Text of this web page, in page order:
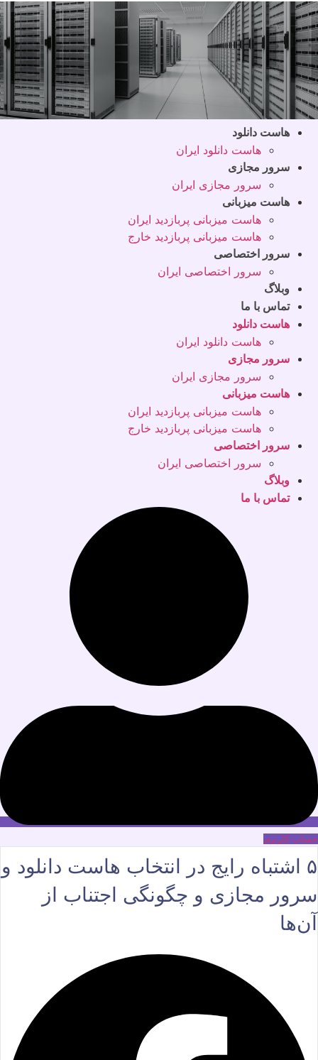
هاست دانلود
هاست دانلود ایران
سرور مجازی
سرور مجازی ایران
هاست میزبانی
هاست میزبانی پربازدید ایران
هاست میزبانی پربازدید خارج
سرور اختصاصی
سرور اختصاصی ایران
وبلاگ
تماس با ما
هاست دانلود
هاست دانلود ایران
سرور مجازی
سرور مجازی ایران
هاست میزبانی
هاست میزبانی پربازدید ایران
هاست میزبانی پربازدید خارج
سرور اختصاصی
سرور اختصاصی ایران
وبلاگ
تماس با ما
حساب کاربری
۵ اشتباه رایج در انتخاب هاست دانلود و
سرور مجازی و چگونگی اجتناب از
آن‌ها